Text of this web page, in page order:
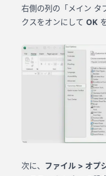
右側の列の「メイン タ
クスをオンにして OK
次に、 ファイル > オプ